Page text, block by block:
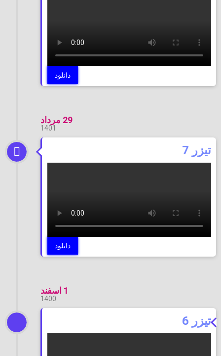
دانلود
29 مرداد
1401
تیزر 7
دانلود
1 اسفند
1400
تیزر 6